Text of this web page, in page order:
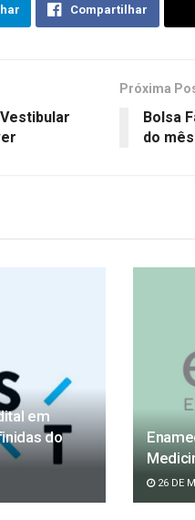
Compartilhar
Próxima
Bolsa
do
em
do
26 DE